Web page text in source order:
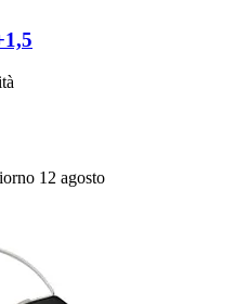
12 agosto